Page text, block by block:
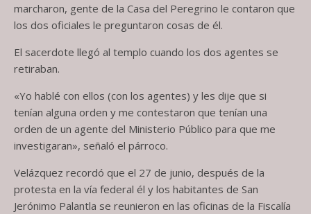
marcharon, gente de la Casa del Peregrino le contaron que
los dos oficiales le preguntaron cosas de él.
El sacerdote llegó al templo cuando los dos agentes se
retiraban.
«Yo hablé con ellos (con los agentes) y les dije que si
tenían alguna orden y me contestaron que tenían una
orden de un agente del Ministerio Público para que me
investigaran», señaló el párroco.
Velázquez recordó que el 27 de junio, después de la
protesta en la vía federal él y los habitantes de San
Jerónimo Palantla se reunieron en las oficinas de la Fiscalía